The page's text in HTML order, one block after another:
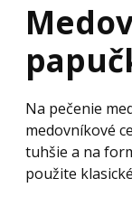
Na pečenie
medovníkové
tuhšie a na
použite